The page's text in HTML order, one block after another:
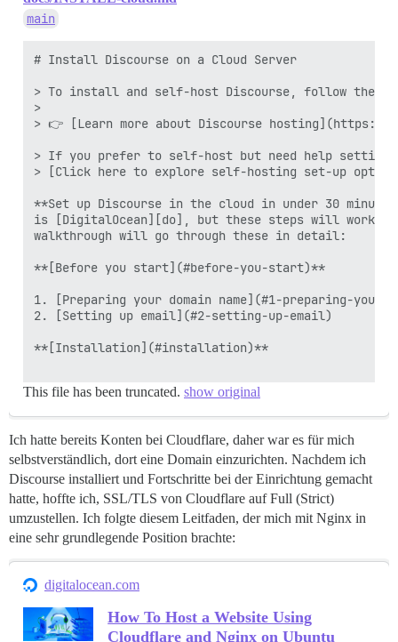
main
# Install Discourse on a Cloud Server
> To install and self-host Discourse, follow the
>
> 👉 [Learn more about Discourse
> If you prefer to self-host but need help setting
> [Click here to explore self-hosting set-up
**Set up Discourse in the cloud in under 30
is [DigitalOcean][do], but these steps will work
walkthrough will go through these in detail:
**[Before you start](#before-you-start)**
1. [Preparing your domain name](#1-preparing-your-
2. [Setting up email](#2-setting-up-email)
**[Installation](#installation)**
This file has been truncated. show original
Ich hatte bereits Konten bei Cloudflare, daher war es für mich
selbstverständlich, dort eine Domain einzurichten. Nachdem ich
Discourse installiert und Fortschritte bei der Einrichtung gemacht
hatte, hoffte ich, SSL/TLS von Cloudflare auf Full (Strict)
umzustellen. Ich folgte diesem Leitfaden, der mich mit Nginx in
eine sehr grundlegende Position brachte:
digitalocean.com
How To Host a Website Using
Cloudflare and Nginx on Ubuntu